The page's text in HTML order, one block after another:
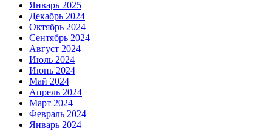
Январь 2025
Декабрь 2024
Октябрь 2024
Сентябрь 2024
Август 2024
Июль 2024
Июнь 2024
Май 2024
Апрель 2024
Март 2024
Февраль 2024
Январь 2024